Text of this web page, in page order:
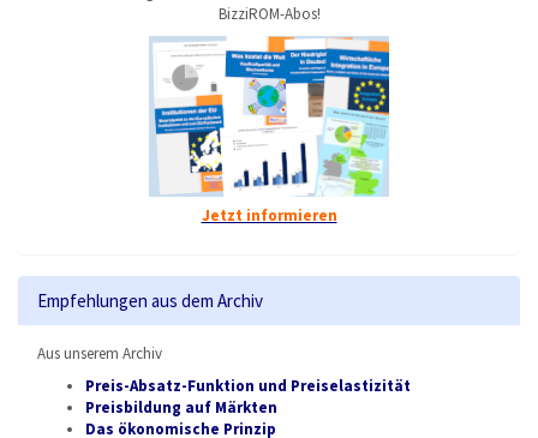
BizziROM-Abos!
Jetzt informieren
Empfehlungen aus dem Archiv
Aus unserem Archiv
Preis-Absatz-Funktion und Preiselastizität
Preisbildung auf Märkten
Das ökonomische Prinzip